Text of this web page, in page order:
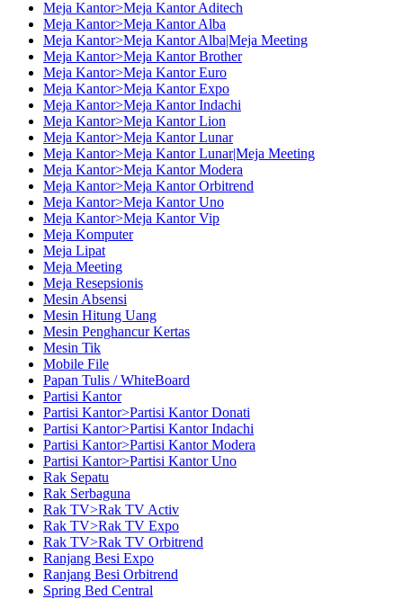
Meja Kantor>Meja Kantor Aditech
Meja Kantor>Meja Kantor Alba
Meja Kantor>Meja Kantor Alba|Meja Meeting
Meja Kantor>Meja Kantor Brother
Meja Kantor>Meja Kantor Euro
Meja Kantor>Meja Kantor Expo
Meja Kantor>Meja Kantor Indachi
Meja Kantor>Meja Kantor Lion
Meja Kantor>Meja Kantor Lunar
Meja Kantor>Meja Kantor Lunar|Meja Meeting
Meja Kantor>Meja Kantor Modera
Meja Kantor>Meja Kantor Orbitrend
Meja Kantor>Meja Kantor Uno
Meja Kantor>Meja Kantor Vip
Meja Komputer
Meja Lipat
Meja Meeting
Meja Resepsionis
Mesin Absensi
Mesin Hitung Uang
Mesin Penghancur Kertas
Mesin Tik
Mobile File
Papan Tulis / WhiteBoard
Partisi Kantor
Partisi Kantor>Partisi Kantor Donati
Partisi Kantor>Partisi Kantor Indachi
Partisi Kantor>Partisi Kantor Modera
Partisi Kantor>Partisi Kantor Uno
Rak Sepatu
Rak Serbaguna
Rak TV>Rak TV Activ
Rak TV>Rak TV Expo
Rak TV>Rak TV Orbitrend
Ranjang Besi Expo
Ranjang Besi Orbitrend
Spring Bed Central